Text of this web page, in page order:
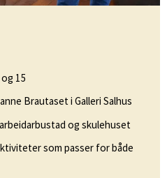
15
Brautaset i Galleri Salhus
og skulehuset
som passer for både